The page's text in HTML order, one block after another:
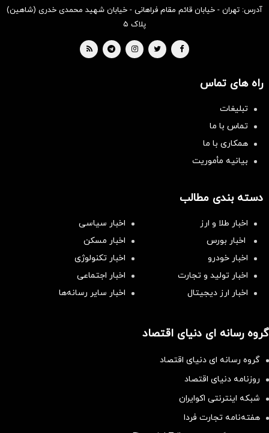
آدرس: تهران - خیابان قائم مقام فراهانی - خیابان شهید محمدی خدری (شاهین)
پلاک ۵
راه های تماس
تبلیغات
تماس با ما
همکاری با ما
بیانیه مأموریت
دسته بندی مطالب
اخبار طلا و ارز
اخبار سیاسی
اخبار بورس
اخبار مسکن
اخبار خودرو
اخبار تکنولوژی
اخبار تولید و تجارت
اخبار اجتماعی
اخبار ارز دیجیتال
اخبار سایر رسانه‌‌ها
گروه رسانه ای دنیای اقتصاد
گروه رسانه ای دنیای اقتصاد
روزنامه دنیای اقتصاد
شبکه اینترنتی اکوایران
هفته‌نامه تجارت فردا